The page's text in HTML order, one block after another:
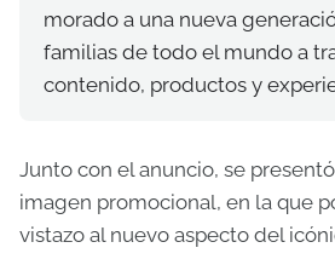
morado a una nueva
familias de todo el mundo a
contenido, productos y
Junto con el anuncio, se
imagen promocional, en la que
vistazo al nuevo aspecto del